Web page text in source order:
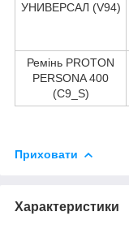
УНИВЕРСАЛ (V94)
Ремінь PROTON
PERSONA 400
(C9_S)
Приховати
Характеристики